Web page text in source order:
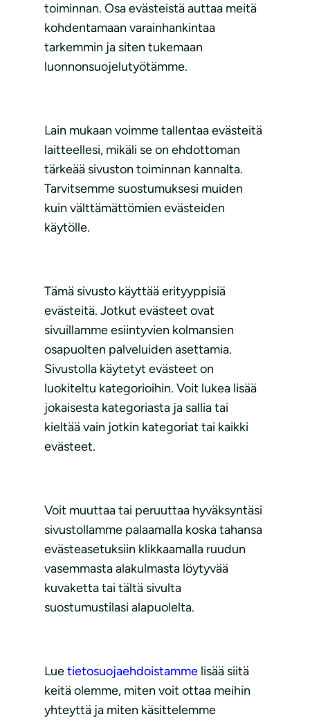
toiminnan. Osa evästeistä auttaa meitä
kohdentamaan varainhankintaa
tarkemmin ja siten tukemaan
luonnonsuojelutyötämme.
Lain mukaan voimme tallentaa evästeitä
laitteellesi, mikäli se on ehdottoman
tärkeää sivuston toiminnan kannalta.
Tarvitsemme suostumuksesi muiden
kuin välttämättömien evästeiden
käytölle.
Tämä sivusto käyttää erityyppisiä
evästeitä. Jotkut evästeet ovat
sivuillamme esiintyvien kolmansien
osapuolten palveluiden asettamia.
Sivustolla käytetyt evästeet on
luokiteltu kategorioihin. Voit lukea lisää
jokaisesta kategoriasta ja sallia tai
kieltää vain jotkin kategoriat tai kaikki
evästeet.
Voit muuttaa tai peruuttaa hyväksyntäsi
sivustollamme palaamalla koska tahansa
evästeasetuksiin klikkaamalla ruudun
vasemmasta alakulmasta löytyvää
kuvaketta tai tältä sivulta
suostumustilasi alapuolelta.
Luetietosuojaehdoistamme lisää siitä
keitä olemme, miten voit ottaa meihin
yhteyttä ja miten käsittelemme